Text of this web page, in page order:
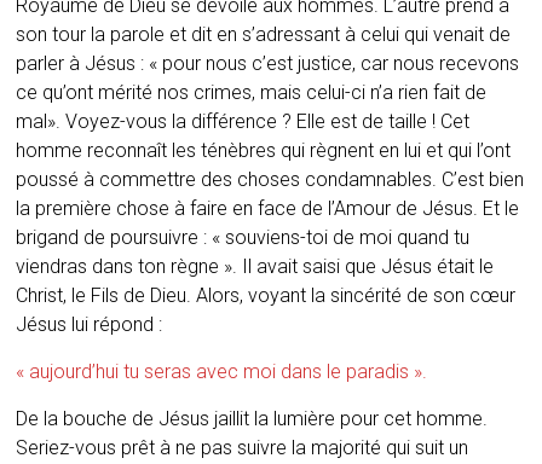
Royaume de Dieu se dévoile aux hommes. L’autre prend à
son tour la parole et dit en s’adressant à celui qui venait de
parler à Jésus : « pour nous c’est justice, car nous recevons
ce qu’ont mérité nos crimes, mais celui-ci n’a rien fait de
mal». Voyez-vous la différence ? Elle est de taille ! Cet
homme reconnaît les ténèbres qui règnent en lui et qui l’ont
poussé à commettre des choses condamnables. C’est bien
la première chose à faire en face de l’Amour de Jésus. Et le
brigand de poursuivre : « souviens-toi de moi quand tu
viendras dans ton règne ». Il avait saisi que Jésus était le
Christ, le Fils de Dieu. Alors, voyant la sincérité de son cœur
Jésus lui répond :
« aujourd’hui tu seras avec moi dans le paradis ».
De la bouche de Jésus jaillit la lumière pour cet homme.
Seriez-vous prêt à ne pas suivre la majorité qui suit un